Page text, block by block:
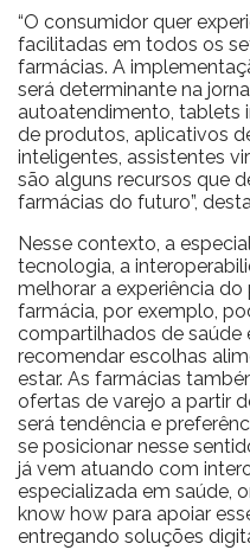
“O consumidor quer
facilitadas em todos os
farmácias. A
será determinante na
autoatendimento, tablets
de produtos, aplicativos
inteligentes, assistentes
são alguns recursos que
farmácias do futuro”,
Nesse contexto, a
tecnologia, a
melhorar a experiência
farmácia, por exemplo,
compartilhados de saúde
recomendar escolhas
estar. As farmácias
ofertas de varejo a partir
será tendência e
se posicionar nesse
já vem atuando com
especializada em saúde,
know how para apoiar
entregando soluções